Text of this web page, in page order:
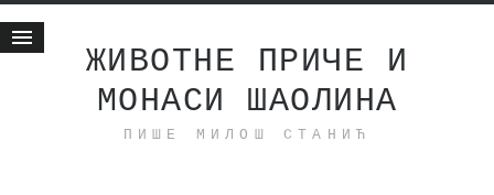
ЖИВОТНЕ ПРИЧЕ И
МОНАСИ ШАОЛИНА
ПИШЕ МИЛОШ СТАНИЋ
Животне приче